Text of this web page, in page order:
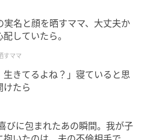
名と顔を晒すママ、大丈夫か
していたら。
すママ
きてるよね？」寝ていると思
けたら
に包まれたあの瞬間。我が子